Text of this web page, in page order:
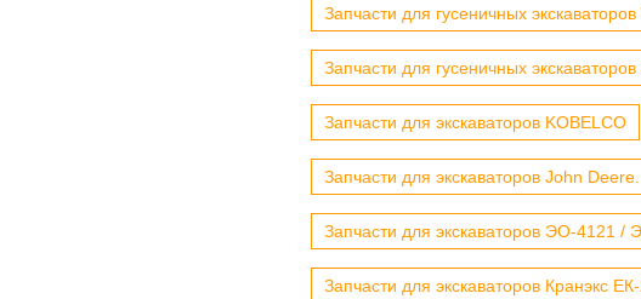
Запчасти для гусеничных экскаваторов
Запчасти для гусеничных экскаваторов
Запчасти для экскаваторов KOBELCO
Запчасти для экскаваторов John Deere.
Запчасти для экскаваторов ЭО-
Запчасти для экскаваторов Кранэкс